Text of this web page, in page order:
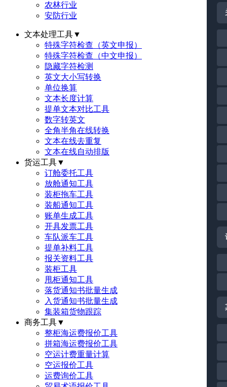
农林行业
安防行业
文本处理工具▼
特殊字符检查（英文申报）
特殊字符检查（中文申报）
隐藏字符检测
英文大小写转换
单位换算
文本长度计算
提单文本对比工具
数字转英文
全角半角在线转换
文本在线去重复
文本在线自动排版
货运工具▼
订舱委托工具
放舱通知工具
装柜拖车工具
装船通知工具
账单生成工具
开具发票工具
车队派车工具
提单补料工具
报关资料工具
装柜工具
甩柜通知工具
落货通知书批量生成
入货通知书批量生成
集装箱货物跟踪
商务工具▼
整柜海运费报价工具
拼箱海运费报价工具
空运计费重量计算
空运报价工具
运费询价工具